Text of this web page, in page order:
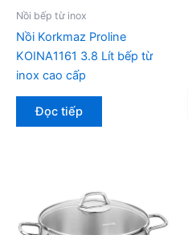
Nồi bếp từ inox
Nồi Korkmaz Proline
KOINA1161 3.8 Lít bếp từ
inox cao cấp
Đọc tiếp